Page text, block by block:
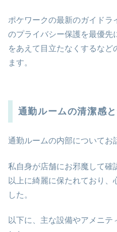
ポケワークの最新のガイドラ
のプライバシー保護を最優先
をあえて目立たなくするな
ます。
通勤ルームの清潔感
通勤ルームの内部についてお
私自身が店舗にお邪魔して確
以上に綺麗に保たれており、
した。
以下に、主な設備やアメニテ